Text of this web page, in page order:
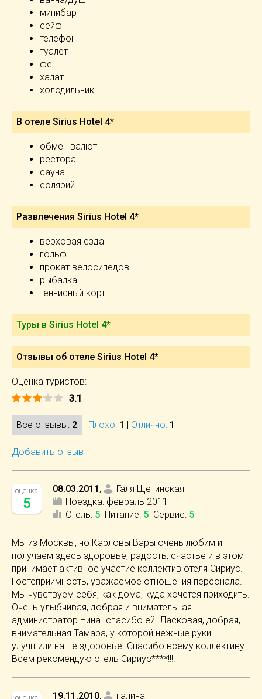
минибар
сейф
телефон
туалет
фен
халат
холодильник
В отеле Sirius Hotel 4*
обмен валют
ресторан
сауна
солярий
Развлечения Sirius Hotel 4*
верховая езда
гольф
прокат велосипедов
рыбалка
теннисный корт
Туры в Sirius Hotel 4*
Отзывы об отеле Sirius Hotel 4*
Оценка туристов:
3.1
Все отзывы: 2 | Плохо: 1 | Отлично: 1
Добавить отзыв
оценка
5
08.03.2011 ,
Галя Щетинская
Поездка: февраль 2011
Отель: 5 Питание: 5 Сервис: 5
Мы из Москвы, но Карловы Вары очень любим и
получаем здесь здоровье, радость, счастье и в этом
принимает активное участие коллектив отеля Сириус.
Гостеприимность, уважаемое отношения персонала.
Мы чувствуем себя, как дома, куда хочется приходить.
Очень улыбчивая, добрая и внимательная
администратор Нина- спасибо ей. Ласковая, добрая,
внимательная Тамара, у которой нежные руки
улучшили наше здоровье. Спасибо всему коллективу.
Всем рекомендую отель Сириус****!!!!
19.11.2010, галина